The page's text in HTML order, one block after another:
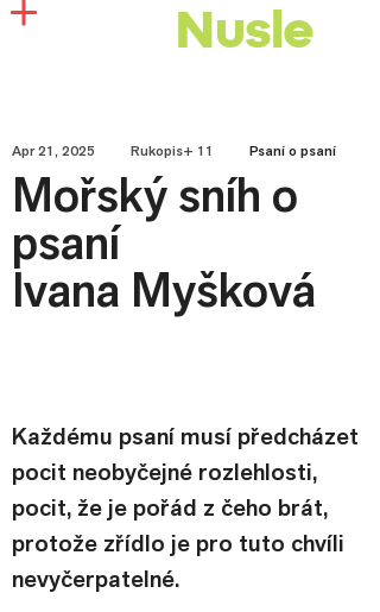
Nusle
Apr 21, 2025 Rukopis+ 11 Psaní o psaní
Mořský sníh o
psaní
Ivana Myšková
Každému psaní musí předcházet
pocit neobyčejné rozlehlosti,
pocit, že je pořád z čeho brát,
protože zřídlo je pro tuto chvíli
nevyčerpatelné.